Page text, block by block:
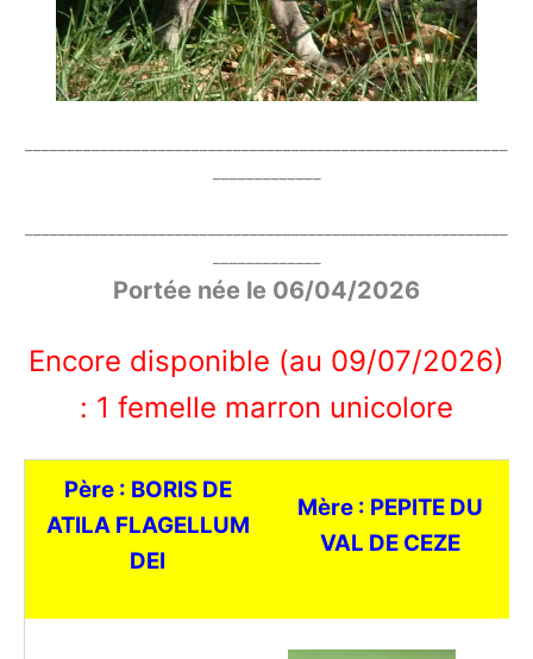
Portée née le 06/04/2026
Encore disponible (au 09/07/2026)
: 1 femelle marron unicolore
Père : BORIS DE
ATILA FLAGELLUM
DEI
Mère : PEPITE DU
VAL DE CEZE